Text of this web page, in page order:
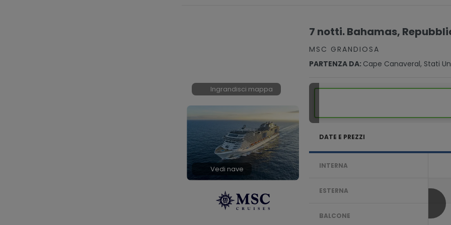
Ingrandisci mappa
Vedi nave
7 notti. Bahamas,
MSC GRANDIOSA
PARTENZA DA: Cape Canaveral, Stati
DATE E PREZZI
INTERNA
ESTERNA
BALCONE